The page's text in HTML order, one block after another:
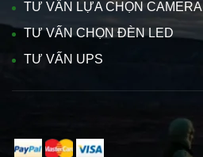
TƯ VẤN LỰA CHỌN CAMERA
TƯ VẤN CHỌN ĐÈN LED
TƯ VẤN UPS